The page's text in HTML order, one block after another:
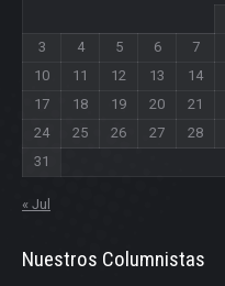
3
4 5 6 7
10
11 12 13 14
17
18 19 20 21
24
25 26 27 28
31
« Jul
Nuestros Columnistas